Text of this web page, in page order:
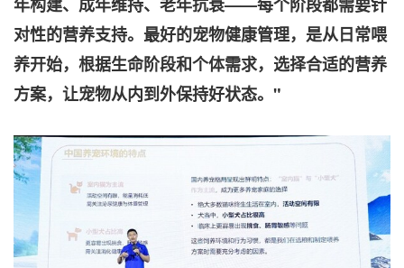
对性的营养支持。最好的宠物健康管理，是从日常喂
养开始，根据生命阶段和个体需求，选择合适的营养
方案，让宠物从内到外保持好状态。"